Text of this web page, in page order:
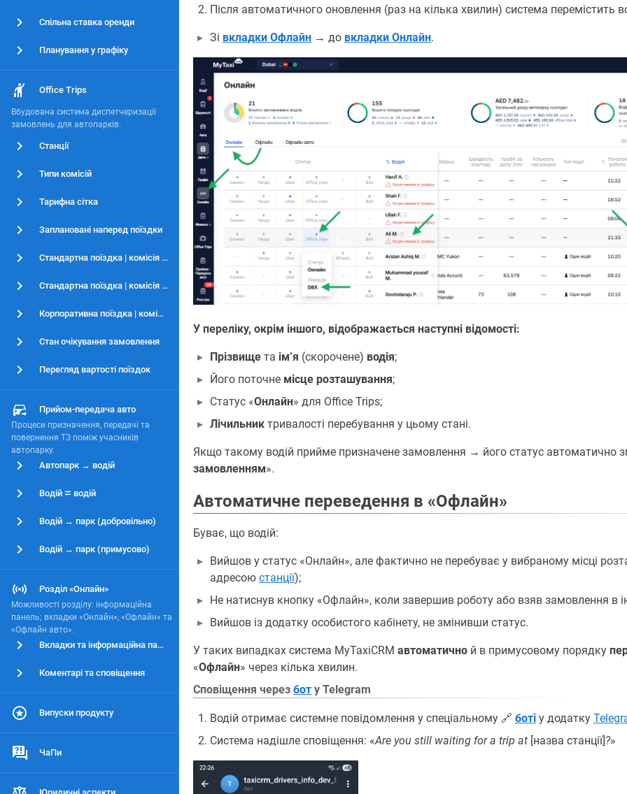
Спільна ставка оренди
Планування у графіку
Office Trips
Вбудована система диспетчеризації
замовлень для автопарків.
Станції
Типи комісій
Тарифна сітка
Заплановані наперед поїздки
Стандартна поїздка | комісія Автопарку
Стандартна поїздка | комісія Водія
Корпоративна поїздка | комісія Контрагента
Стан очікування замовлення
Перегляд вартості поїздок
Прийом-передача авто
Процеси призначення, передачі та
повернення ТЗ поміж учасників
автопарку.
Автопарк → водій
Водій ⮂ водій
Водій → парк (добровільно)
Водій → парк (примусово)
Розділ «Онлайн»
Можливості розділу: інформаційна
панель; вкладки «Онлайн», «Офлайн» та
«Офлайн авто».
Вкладки та інформаційна панель
Коментарі та сповіщення
Випуски продукту
ЧаПи
Після автоматичного оновлення (раз на кілька хвилин) система перемістить
Зі вкладки Офлайн → до вкладки Онлайн.
У переліку, окрім іншого, відображається наступні відомості:
Прізвище та імʼя (скорочене) водія;
Його поточне місце розташування;
Статус «Онлайн» для Office Trips;
Лічильник тривалості перебування у цьому стані.
Якщо такому водій прийме призначене замовлення → його статус автоматично
замовленням».
Автоматичне переведення в «Офлайн»
Буває, що водій:
Вийшов у статус «Онлайн», але фактично не перебуває у вибраному місці
адресою станції);
Не натиснув кнопку «Офлайн», коли завершив роботу або взяв замовлення в
Вийшов із додатку особистого кабінету, не змінивши статус.
У таких випадках система MyTaxiCRM автоматично й в примусовому порядку
«Офлайн» через кілька хвилин.
Сповіщення через бот у Telegram
Водій отримає системне повідомлення у спеціальному 🔗 боті у додатку
Система надішле сповіщення: «Are you still waiting for a trip at [назва станції]?»